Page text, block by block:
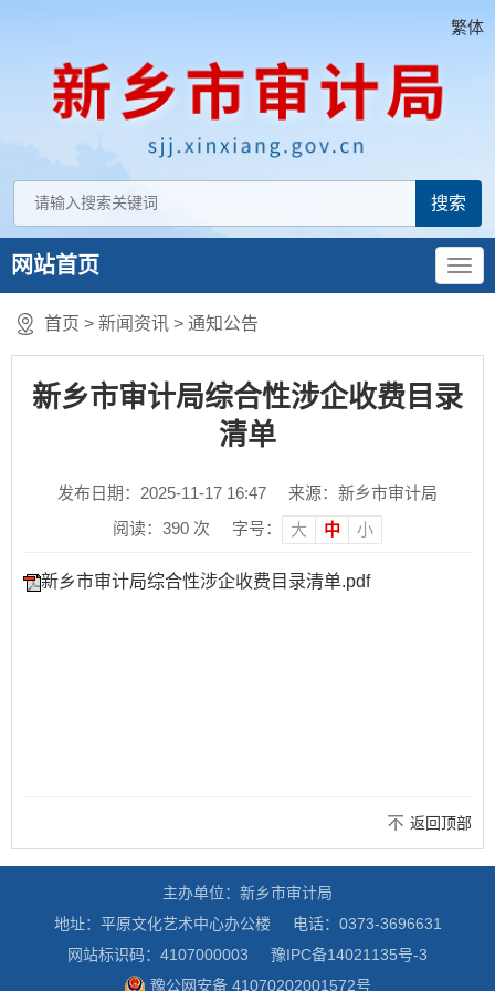
繁体
网站首页
首页 > 新闻资讯 > 通知公告
新乡市审计局综合性涉企收费目录
清单
发布日期：2025-11-17 16:47
来源：新乡市审计局
阅读： 390 次 字号： 大 中 小
新乡市审计局综合性涉企收费目录清单.pdf
返回顶部
主办单位：新乡市审计局
地址：平原文化艺术中心办公楼
电话：0373-3696631
网站标识码：4107000003
豫IPC备14021135号-3
豫公网安备 41070202001572号